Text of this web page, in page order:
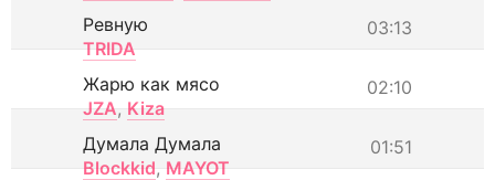
03:13
Ревную
TRIDA
02:10
Жарю как мясо
JZA, Kiza
01:51
Думала Думала
Blockkid, MAYOT